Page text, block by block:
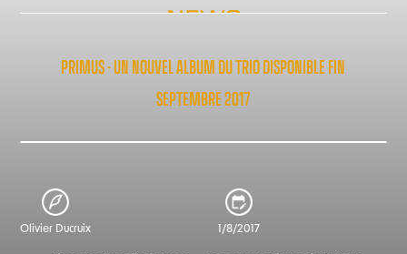
NEWS
PRIMUS - UN NOUVEL ALBUM DU TRIO DISPONIBLE FIN
SEPTEMBRE 2017
Olivier Ducruix 1/8/2017